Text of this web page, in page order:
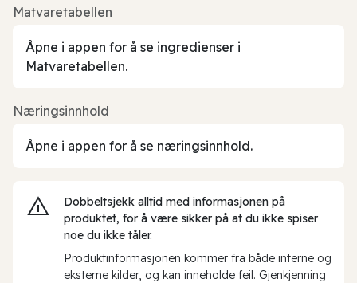
Matvaretabellen
Åpne i appen for å se ingredienser i
Matvaretabellen.
Næringsinnhold
Åpne i appen for å se næringsinnhold.
Dobbeltsjekk alltid med informasjonen på
produktet, for å være sikker på at du ikke spiser
noe du ikke tåler.
Produktinformasjonen kommer fra både interne og
eksterne kilder, og kan inneholde feil. Gjenkjenning